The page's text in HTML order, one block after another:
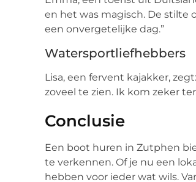
en het was magisch. De stilte
een onvergetelijke dag.”
Watersportliefhebbers
Lisa, een fervent kajakker,
zoveel te zien. Ik kom zeker
Conclusie
Een boot huren in Zutphen
te verkennen. Of je nu een
hebben voor ieder wat wils.